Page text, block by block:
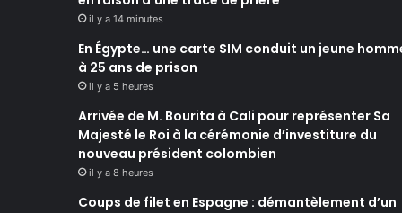
il y a 14 minutes
En Égypte… une carte SIM conduit un jeune
à 25 ans de prison
il y a 5 heures
Arrivée de M. Bourita à Cali pour représenter Sa
Majesté le Roi à la cérémonie d’investiture du
nouveau président colombien
il y a 8 heures
Coups de filet en Espagne : démantèlement d’un